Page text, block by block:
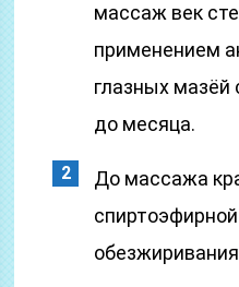
массаж век
применением
глазных
до месяца.
До массажа